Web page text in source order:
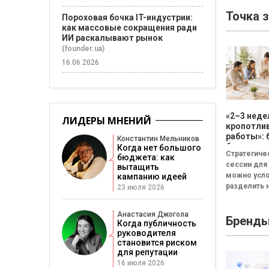
Точка
«2–3
работы»:
бизнесу
смысла
сессию
сессии для
можно
разделить
Неудачная
Пороховая бочка IT-индустрии:
как массовые сокращения ради
ИИ раскалывают рынок
(founder.ua)
16.06.2026
ЛИДЕРЫ МНЕНИЙ
Константин Мельников
Когда нет большого
бюджета: как
вытащить
кампанию идеей
23 июля 2026
Анастасия Джогола
Когда публичность
руководителя
становится риском
для репутации
16 июля 2026